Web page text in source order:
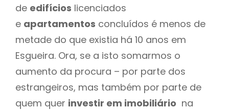
de edifícios licenciados
e apartamentos concluídos é menos de
metade do que existia há 10 anos em
Esgueira. Ora, se a isto somarmos o
aumento da procura – por parte dos
estrangeiros, mas também por parte de
quem quer investir em imobiliário na